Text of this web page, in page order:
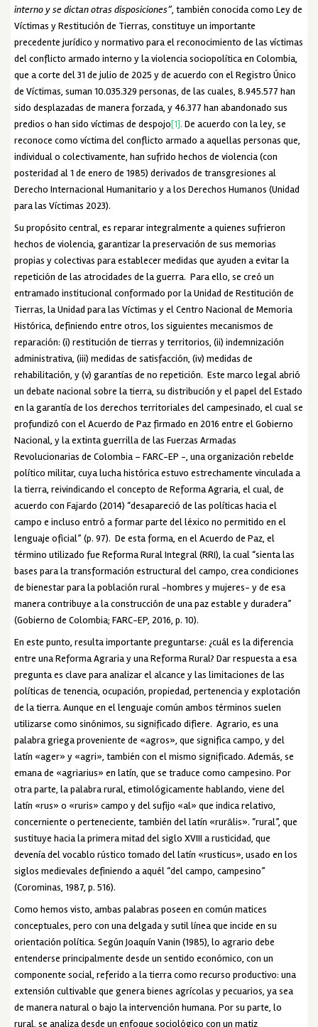
interno y se dictan otras disposiciones”, también conocida como Ley de
Víctimas y Restitución de Tierras, constituye un importante
precedente jurídico y normativo para el reconocimiento de las víctimas
del conflicto armado interno y la violencia sociopolítica en Colombia,
que a corte del 31 de julio de 2025 y de acuerdo con el Registro Único
de Víctimas, suman 10.035.329 personas, de las cuales, 8.945.577 han
sido desplazadas de manera forzada, y 46.377 han abandonado sus
predios o han sido víctimas de despojo[1]. De acuerdo con la ley, se
reconoce como víctima del conflicto armado a aquellas personas que,
individual o colectivamente, han sufrido hechos de violencia (con
posteridad al 1 de enero de 1985) derivados de transgresiones al
Derecho Internacional Humanitario y a los Derechos Humanos (Unidad
para las Víctimas 2023).
Su propósito central, es reparar integralmente a quienes sufrieron
hechos de violencia, garantizar la preservación de sus memorias
propias y colectivas para establecer medidas que ayuden a evitar la
repetición de las atrocidades de la guerra. Para ello, se creó un
entramado institucional conformado por la Unidad de Restitución de
Tierras, la Unidad para las Víctimas y el Centro Nacional de Memoria
Histórica, definiendo entre otros, los siguientes mecanismos de
reparación: (i) restitución de tierras y territorios, (ii) indemnización
administrativa, (iii) medidas de satisfacción, (iv) medidas de
rehabilitación, y (v) garantías de no repetición. Este marco legal abrió
un debate nacional sobre la tierra, su distribución y el papel del Estado
en la garantía de los derechos territoriales del campesinado, el cual se
profundizó con el Acuerdo de Paz firmado en 2016 entre el Gobierno
Nacional, y la extinta guerrilla de las Fuerzas Armadas
Revolucionarias de Colombia – FARC-EP -, una organización rebelde
político militar, cuya lucha histórica estuvo estrechamente vinculada a
la tierra, reivindicando el concepto de Reforma Agraria, el cual, de
acuerdo con Fajardo (2014) “desapareció de las políticas hacia el
campo e incluso entró a formar parte del léxico no permitido en el
lenguaje oficial” (p. 97). De esta forma, en el Acuerdo de Paz, el
término utilizado fue Reforma Rural Integral (RRI), la cual “sienta las
bases para la transformación estructural del campo, crea condiciones
de bienestar para la población rural -hombres y mujeres- y de esa
manera contribuye a la construcción de una paz estable y duradera”
(Gobierno de Colombia; FARC-EP, 2016, p. 10).
En este punto, resulta importante preguntarse: ¿cuál es la diferencia
entre una Reforma Agraria y una Reforma Rural? Dar respuesta a esa
pregunta es clave para analizar el alcance y las limitaciones de las
políticas de tenencia, ocupación, propiedad, pertenencia y explotación
de la tierra. Aunque en el lenguaje común ambos términos suelen
utilizarse como sinónimos, su significado difiere. Agrario, es una
palabra griega proveniente de «agros», que significa campo, y del
latín «ager» y «agri», también con el mismo significado. Además, se
emana de «agriarius» en latín, que se traduce como campesino. Por
otra parte, la palabra rural, etimológicamente hablando, viene del
latín «rus» o «ruris» campo y del sufijo «al» que indica relativo,
concerniente o perteneciente, también del latín «rurālis». “rural”, que
sustituye hacia la primera mitad del siglo XVIII a rusticidad, que
devenía del vocablo rústico tomado del latín «rusticus», usado en los
siglos medievales definiendo a aquél “del campo, campesino”
(Corominas, 1987, p. 516).
Como hemos visto, ambas palabras poseen en común matices
conceptuales, pero con una delgada y sutil línea que incide en su
orientación política. Según Joaquín Vanin (1985), lo agrario debe
entenderse principalmente desde un sentido económico, con un
componente social, referido a la tierra como recurso productivo: una
extensión cultivable que genera bienes agrícolas y pecuarios, ya sea
de manera natural o bajo la intervención humana. Por su parte, lo
rural, se analiza desde un enfoque sociológico con un matiz